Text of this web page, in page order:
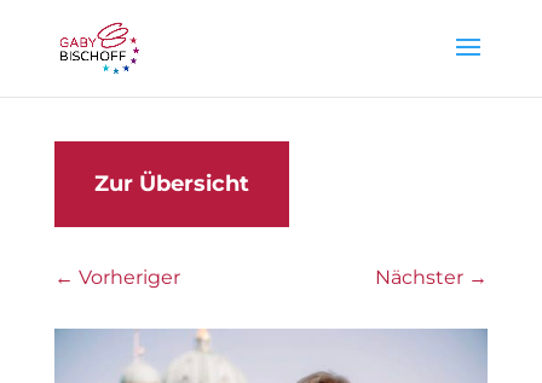
Zur Übersicht
← Vorheriger Nächster →